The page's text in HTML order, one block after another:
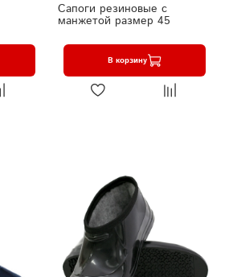
Сапоги резиновые с
манжетой размер 45
В корзину